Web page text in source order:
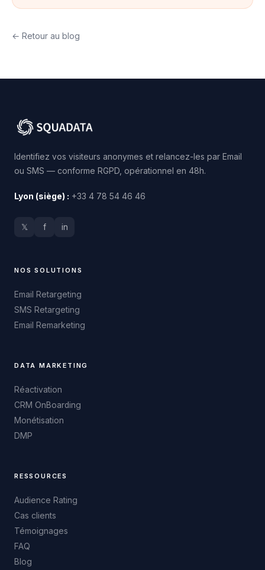
← Retour au blog
Identifiez vos visiteurs anonymes et relancez-les par Email
ou SMS — conforme RGPD, opérationnel en 48h.
Lyon (siège) : +33 4 78 54 46 46
𝕏 f in
NOS SOLUTIONS
Email Retargeting
SMS Retargeting
Email Remarketing
DATA MARKETING
Réactivation
CRM OnBoarding
Monétisation
DMP
RESSOURCES
Audience Rating
Cas clients
Témoignages
FAQ
Blog